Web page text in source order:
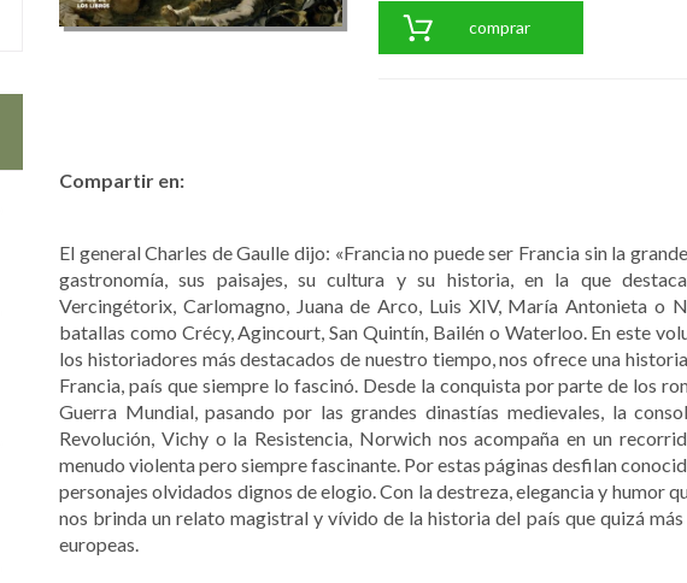
comprar
Compartir en:
El general Charles de Gaulle dijo: «Francia no puede ser Francia sin la
gastronomía, sus paisajes, su cultura y su historia, en la que
Vercingétorix, Carlomagno, Juana de Arco, Luis XIV, María Antonieta o
batallas como Crécy, Agincourt, San Quintín, Bailén o Waterloo. En este
los historiadores más destacados de nuestro tiempo, nos ofrece una
Francia, país que siempre lo fascinó. Desde la conquista por parte de los
Guerra Mundial, pasando por las grandes dinastías medievales, la
Revolución, Vichy o la Resistencia, Norwich nos acompaña en un
menudo violenta pero siempre fascinante. Por estas páginas desfilan
personajes olvidados dignos de elogio. Con la destreza, elegancia y humor
nos brinda un relato magistral y vívido de la historia del país que quizá
europeas.